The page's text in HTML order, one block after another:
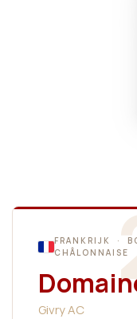
FRANKRIJK ·
CHÂLONNAISE
Givry AC